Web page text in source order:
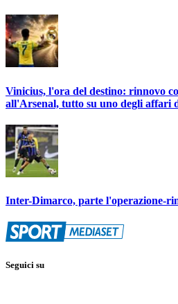
Vinicius, l'ora del destino: rinnovo
all'Arsenal, tutto su uno degli affari
Inter-Dimarco, parte l'operazione-
Seguici su